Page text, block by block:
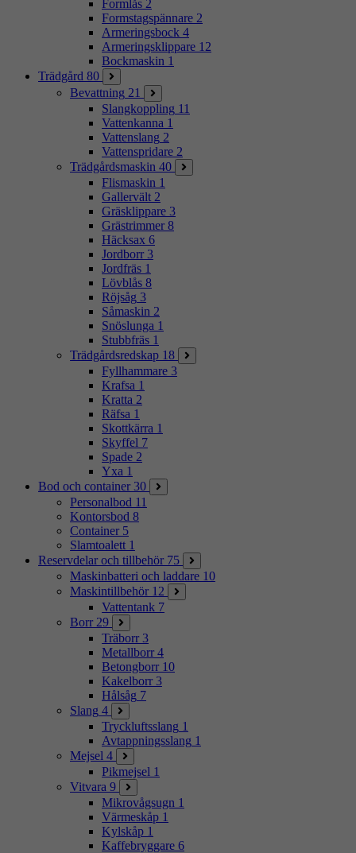
Formlås 2
Formstagspännare 2
Armeringsbock 4
Armeringsklippare 12
Bockmaskin 1
Trädgård 80
Bevattning 21
Slangkoppling 11
Vattenkanna 1
Vattenslang 2
Vattenspridare 2
Trädgårdsmaskin 40
Flismaskin 1
Gallervält 2
Gräsklippare 3
Grästrimmer 8
Häcksax 6
Jordborr 3
Jordfräs 1
Lövblås 8
Röjsåg 3
Såmaskin 2
Snöslunga 1
Stubbfräs 1
Trädgårdsredskap 18
Fyllhammare 3
Krafsa 1
Kratta 2
Räfsa 1
Skottkärra 1
Skyffel 7
Spade 2
Yxa 1
Bod och container 30
Personalbod 11
Kontorsbod 8
Container 5
Slamtoalett 1
Reservdelar och tillbehör 75
Maskinbatteri och laddare 10
Maskintillbehör 12
Vattentank 7
Borr 29
Träborr 3
Metallborr 4
Betongborr 10
Kakelborr 3
Hålsåg 7
Slang 4
Tryckluftsslang 1
Avtappningsslang 1
Mejsel 4
Pikmejsel 1
Vitvara 9
Mikrovågsugn 1
Värmeskåp 1
Kylskåp 1
Kaffebryggare 6